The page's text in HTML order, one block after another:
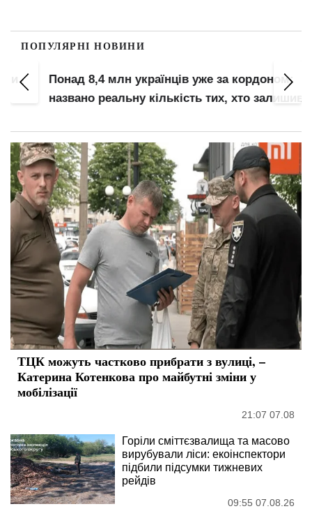
ПОПУЛЯРНІ НОВИНИ
Понад 8,4 млн українців уже за кордоном:
названо реальну кількість тих, хто залишився
ТЦК можуть частково прибрати з вулиці, –
Катерина Котенкова про майбутні зміни у
мобілізації
21:07 07.08
Горіли сміттєзвалища та масово
вирубували ліси: екоінспектори
підбили підсумки тижневих
рейдів
09:55 07.08.26